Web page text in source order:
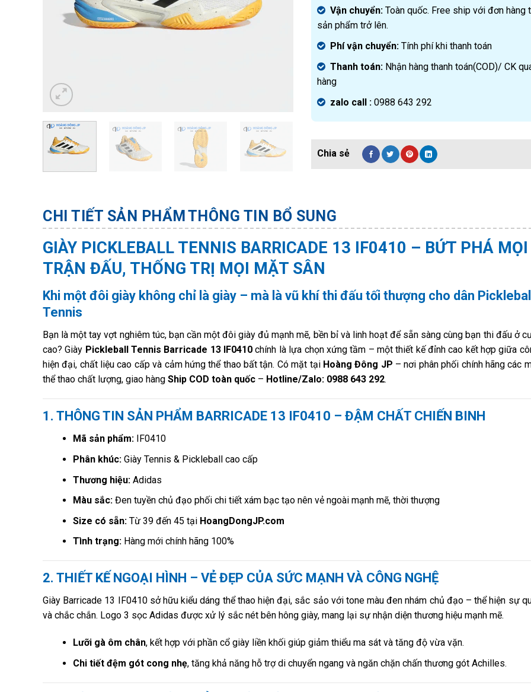
Vận chuyển: Toàn quốc. Free ship với đơn hàng
sản phẩm trở lên.
Phí vận chuyển: Tính phí khi thanh toán
Thanh toán: Nhận hàng thanh toán(COD)/ CK
hàng
zalo call : 0988 643 292
CHI TIẾT SẢN PHẨM THÔNG TIN BỔ SUNG
GIÀY PICKLEBALL TENNIS BARRICADE 13 IF0410 – BỨT PHÁ MỌI
TRẬN ĐẤU, THỐNG TRỊ MỌI MẶT SÂN
Khi một đôi giày không chỉ là giày – mà là vũ khí thi đấu tối thượng cho dân
Tennis
Bạn là một tay vợt nghiêm túc, bạn cần một đôi giày đủ mạnh mẽ, bền bỉ và linh hoạt để sẵn sàng cùng bạn thi đấu ở
cao? Giày Pickleball Tennis Barricade 13 IF0410 chính là lựa chọn xứng tầm – một thiết kế đỉnh cao kết hợp giữa
hiện đại, chất liệu cao cấp và cảm hứng thể thao bất tận. Có mặt tại Hoàng Đông JP – nơi phân phối chính hãng các
thể thao chất lượng, giao hàng Ship COD toàn quốc – Hotline/Zalo: 0988 643 292.
1. THÔNG TIN SẢN PHẨM BARRICADE 13 IF0410 – ĐẬM CHẤT CHIẾN BINH
Mã sản phẩm:IF0410
Phân khúc:Giày Tennis & Pickleball cao cấp
Thương hiệu:Adidas
Màu sắc:Đen tuyền chủ đạo phối chi tiết xám bạc tạo nên vẻ ngoài mạnh mẽ, thời thượng
Size có sẵn:Từ 39 đến 45 tại HoangDongJP.com
Tình trạng:Hàng mới chính hãng 100%
2. THIẾT KẾ NGOẠI HÌNH – VẺ ĐẸP CỦA SỨC MẠNH VÀ CÔNG NGHỆ
Giày Barricade 13 IF0410 sở hữu kiểu dáng thể thao hiện đại, sắc sảo với tone màu đen nhám chủ đạo – thể hiện sự
và chắc chắn. Logo 3 sọc Adidas được xử lý sắc nét bên hông giày, mang lại sự nhận diện thương hiệu mạnh mẽ.
Lưỡi gà ôm chân, kết hợp với phần cổ giày liền khối giúp giảm thiểu ma sát và tăng độ vừa vặn.
Chi tiết đệm gót cong nhẹ, tăng khả năng hỗ trợ di chuyển ngang và ngăn chặn chấn thương gót Achilles.